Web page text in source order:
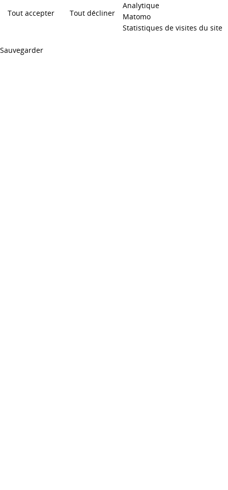
Tout accepter
Tout décliner
Analytique
Matomo
Statistiques de visites du site
Sauvegarder